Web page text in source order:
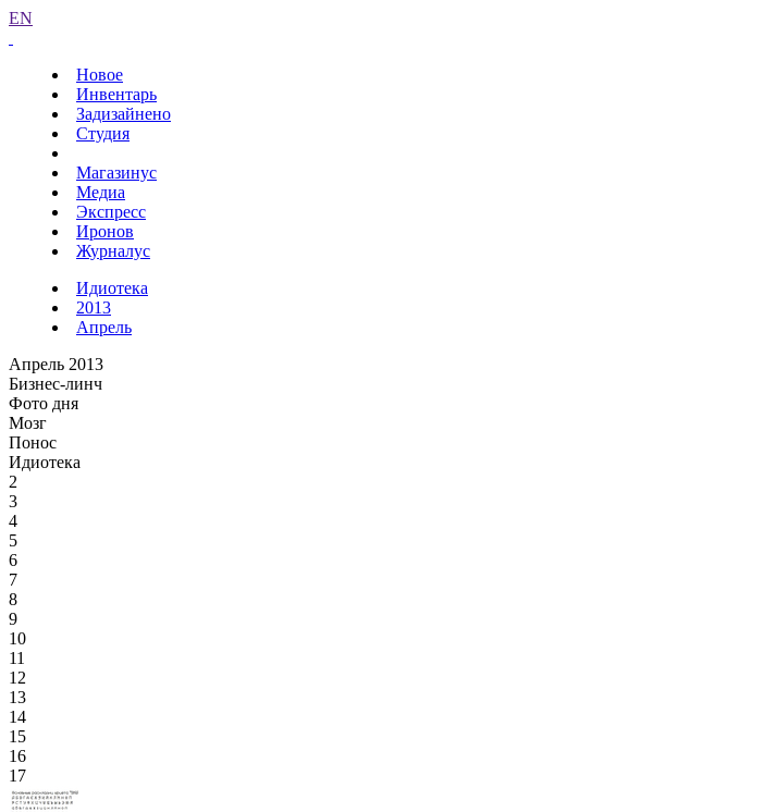
EN
Новое
Инвентарь
Задизайнено
Студия
Магазинус
Медиа
Экспресс
Иронов
Журналус
Идиотека
2013
Апрель
Апрель 2013
Бизнес-линч
Фото дня
Мозг
Понос
Идиотека
2
3
4
5
6
7
8
9
10
11
12
13
14
15
16
17